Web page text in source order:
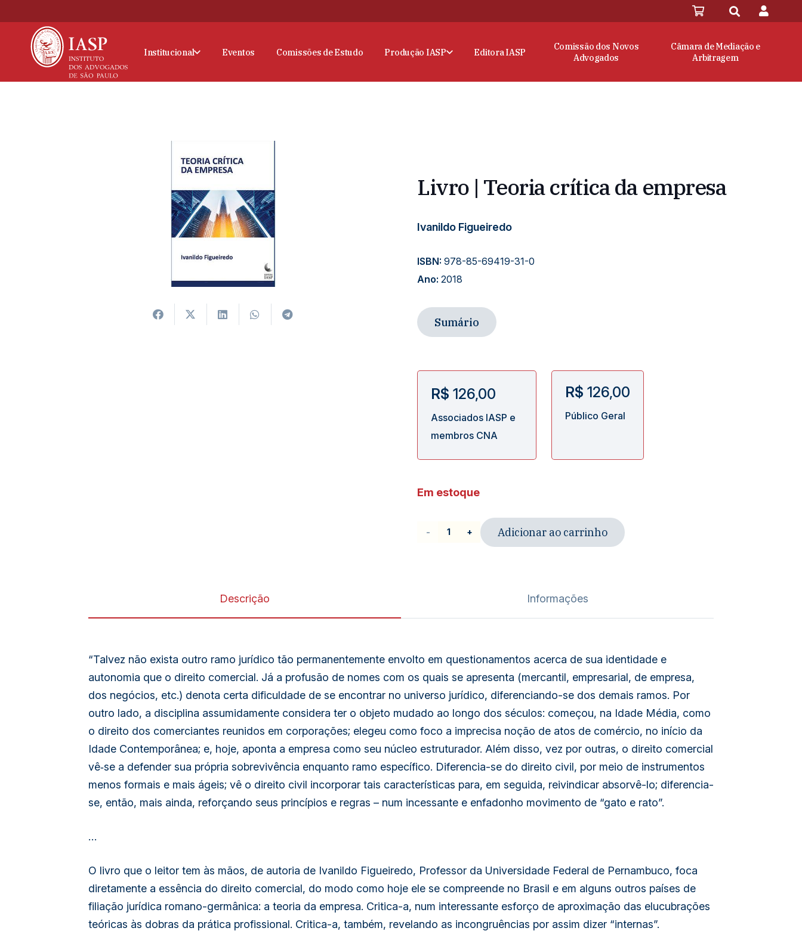
Institucional Eventos Comissões de Estudo Produção IASP Editora IASP
Comissão dos Novos
Advogados
Câmara de Mediação e
Arbitragem
Livro | Teoria crítica da empresa
Ivanildo Figueiredo
ISBN: 978-85-69419-31-0
Ano: 2018
Sumário
R$ 126,00
Associados IASP e
membros CNA
R$ 126,00
Público Geral
Em estoque
Livro
da
quantidade
Adicionar ao carrinho
Descrição Informações
“Talvez não exista outro ramo jurídico tão permanentemente envolto em questionamentos acerca de sua identidade e
autonomia que o direito comercial. Já a profusão de nomes com os quais se apresenta (mercantil, empresarial, de empresa,
dos negócios, etc.) denota certa dificuldade de se encontrar no universo jurídico, diferenciando-se dos demais ramos. Por
outro lado, a disciplina assumidamente considera ter o objeto mudado ao longo dos séculos: começou, na Idade Média, como
o direito dos comerciantes reunidos em corporações; elegeu como foco a imprecisa noção de atos de comércio, no início da
Idade Contemporânea; e, hoje, aponta a empresa como seu núcleo estruturador. Além disso, vez por outras, o direito comercial
vê‑se a defender sua própria sobrevivência enquanto ramo específico. Diferencia-se do direito civil, por meio de instrumentos
menos formais e mais ágeis; vê o direito civil incorporar tais características para, em seguida, reivindicar absorvê-lo; diferencia-
se, então, mais ainda, reforçando seus princípios e regras – num incessante e enfadonho movimento de “gato e rato”.
…
O livro que o leitor tem às mãos, de autoria de Ivanildo Figueiredo, Professor da Universidade Federal de Pernambuco, foca
diretamente a essência do direito comercial, do modo como hoje ele se compreende no Brasil e em alguns outros países de
filiação jurídica romano-germânica: a teoria da empresa. Critica-a, num interessante esforço de aproximação das elucubrações
teóricas às dobras da prática profissional. Critica-a, também, revelando as incongruências por assim dizer “internas”.